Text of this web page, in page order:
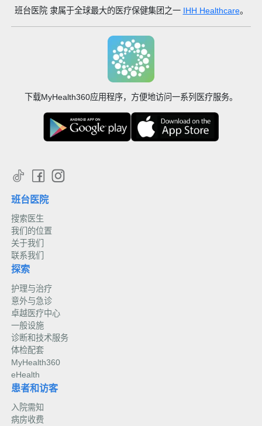
班台医院隶属于全球最大的医疗保健集团之一 IHH Healthcare。
下载MyHealth360应用程序，方便地访问一系列医疗服务。
班台医院
搜索医生
我们的位置
关于我们
联系我们
探索
护理与治疗
意外与急诊
卓越医疗中心
一般设施
诊断和技术服务
体检配套
MyHealth360
eHealth
患者和访客
入院需知
病房收费